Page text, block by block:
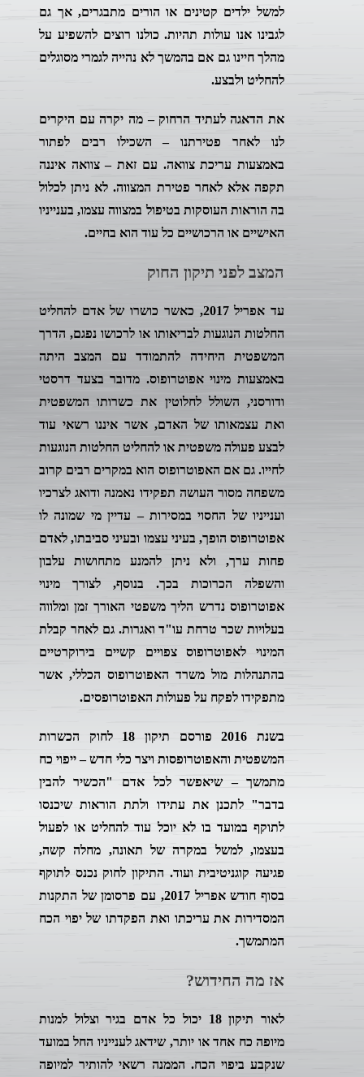
למשל ילדים קטינים או הורים מתבגרים, אך גם
לגבינו אנו עולות תהיות. כולנו רוצים להשפיע על
מהלך חיינו גם אם בהמשך לא נהייה לגמרי מסוגלים
להחליט ולבצע.
את הדאגה לעתיד הרחוק – מה יקרה עם היקרים
לנו לאחר פטירתנו – השכילו רבים לפתור
באמצעות עריכת צוואה. עם זאת – צוואה איננה
תקפה אלא לאחר פטירת המצווה. לא ניתן לכלול
בה הוראות העוסקות בטיפול במצווה עצמו, בענייניו
האישיים או הרכושיים כל עוד הוא בחיים.
המצב לפני תיקון החוק
עד אפריל 2017, כאשר כושרו של אדם להחליט
החלטות הנוגעות לבריאותו או לרכושו נפגם, הדרך
המשפטית היחידה להתמודד עם המצב היתה
באמצעות מינוי אפוטרופוס. מדובר בצעד דרסטי
ודורסני, השולל לחלוטין את כשרותו המשפטית
ואת עצמאותו של האדם, אשר איננו רשאי עוד
לבצע פעולה משפטית או להחליט החלטות הנוגעות
לחייו. גם אם האפוטרופוס הוא במקרים רבים קרוב
משפחה מסור העושה תפקידו נאמנה ודואג לצרכיו
וענייניו של החסוי במסירות – עדיין מי שמונה לו
אפוטרופוס הופך, בעיני עצמו ובעיני סביבתו, לאדם
פחות ערך, ולא ניתן להמנע מתחושות עלבון
והשפלה הכרוכות בכך. בנוסף, לצורך מינוי
אפוטרופוס נדרש הליך משפטי האורך זמן ומלווה
בעלויות שכר טרחת עו"ד ואגרות. גם לאחר קבלת
המינוי לאפוטרופוס צפויים קשיים בירוקרטיים
בהתנהלות מול משרד האפוטרופוס הכללי, אשר
מתפקידו לפקח על פעולות האפוטרופסים.
בשנת 2016 פורסם תיקון 18 לחוק הכשרות
המשפטית והאפוטרופסות ויצר כלי חדש – ייפוי כח
מתמשך – שיאפשר לכל אדם "הכשיר להבין
בדבר" לתכנן את עתידו ולתת הוראות שיכנסו
לתוקף במועד בו לא יוכל עוד להחליט או לפעול
בעצמו, למשל במקרה של תאונה, מחלה קשה,
פגיעה קוגניטיבית ועוד. התיקון לחוק נכנס לתוקף
בסוף חודש אפריל 2017, עם פרסומן של התקנות
המסדירות את עריכתו ואת הפקדתו של יפוי הכח
המתמשך.
אז מה החידוש?
לאור תיקון 18 יכול כל אדם בגיר וצלול למנות
מיופה כח אחד או יותר, שידאג לענייניו החל במועד
שנקבע ביפוי הכח. הממנה רשאי להותיר למיופה